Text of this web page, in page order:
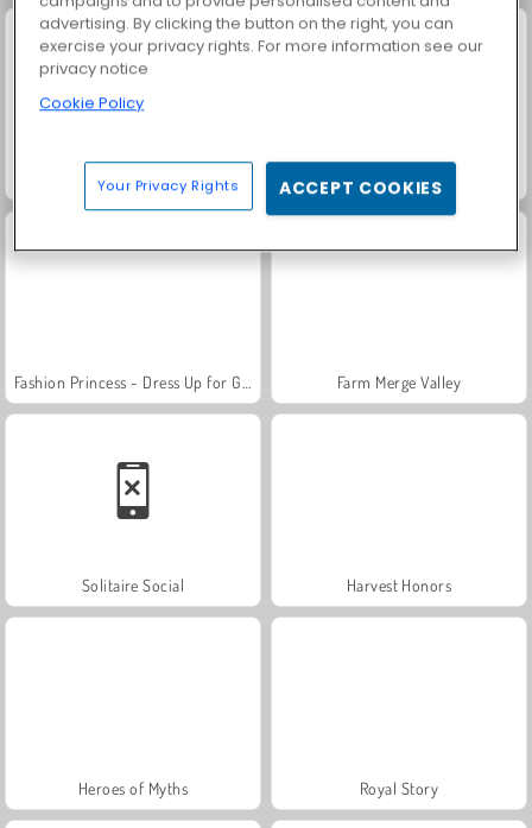
Grand Mahjong Connect Trollface Quest: USA 2
Farm Merge Valley
Solitaire Social Harvest Honors
Heroes of Myths Royal Story
advertising. By clicking the button on the right, you can
exercise your privacy rights. For more information see our
privacy notice
Cookie Policy
Your Privacy Rights ACCEPT COOKIES